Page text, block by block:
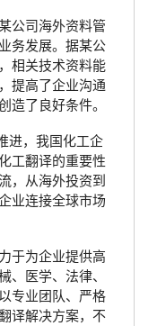
公司海外资料管
务发展。据某公
相关技术资料能
提高了企业沟通
造了良好条件。
进，我国化工企
工翻译的重要性
，从海外投资到
业连接全球市场
于为企业提供高
、医学、法律、
专业团队、严格
译解决方案，不